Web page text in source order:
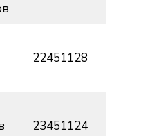
22451128
23451124